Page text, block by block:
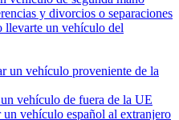
y divorcios o separaciones
llevarte un vehículo del
un vehículo proveniente de la
vehículo de fuera de la UE
un vehículo español al extranjero